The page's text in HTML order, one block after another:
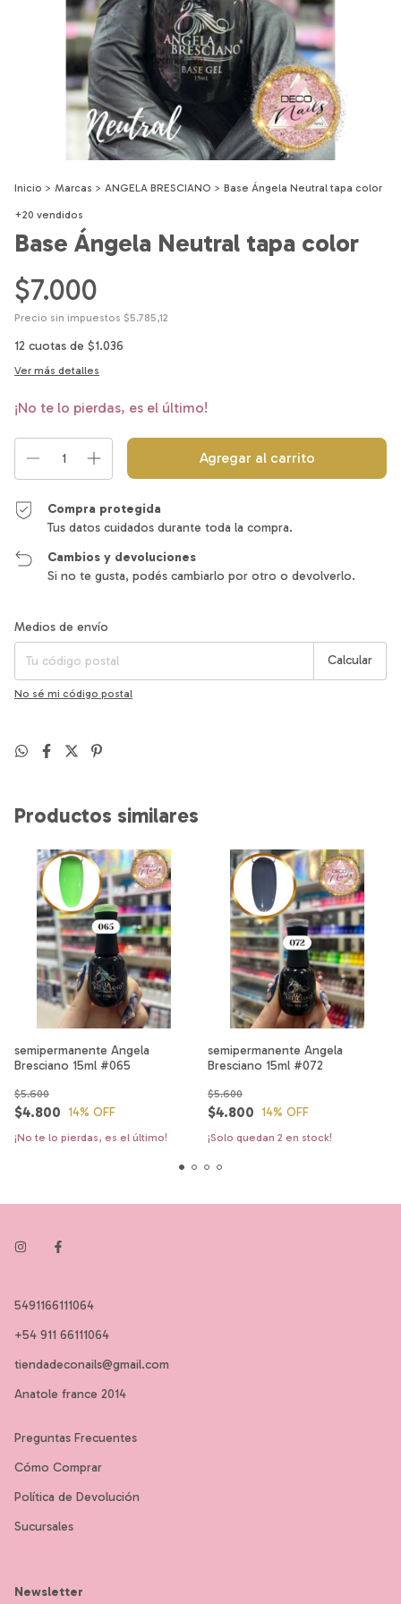
Inicio > Marcas > ANGELA BRESCIANO > Base Ángela Neutral tapa color
+20 vendidos
Base Ángela Neutral tapa color
$7.000
Precio sin impuestos $5.785,12
12 cuotas de $1.036
Ver más detalles
¡No te lo pierdas, es el último!
Compra protegida
Tus datos cuidados durante toda la compra.
Cambios y devoluciones
Si no te gusta, podés cambiarlo por otro o devolverlo.
Entregas para el CP:
Medios de envío
Calcular
No sé mi código postal
Productos similares
semipermanente Angela
Bresciano 15ml #065
$4.800
$5.600
14% OFF
¡No te lo pierdas, es el último!
semipermanente Angela
Bresciano 15ml #072
$4.800
$5.600
14% OFF
¡Solo quedan 2 en stock!
5491166111064
+54 911 66111064
tiendadeconails@gmail.com
Anatole france 2014
Preguntas Frecuentes
Cómo Comprar
Política de Devolución
Sucursales
Newsletter